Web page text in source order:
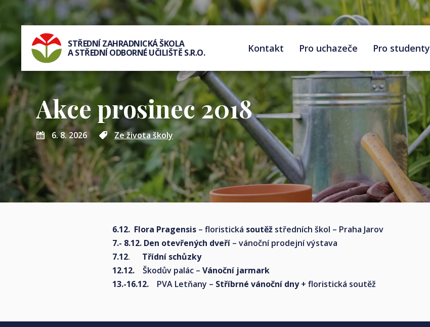
STŘEDNÍ ZAHRADNICKÁ ŠKOLA
A STŘEDNÍ ODBORNÉ UČILIŠTĚ S.R.O.
Kontakt Pro uchazeče Pro studenty
Akce prosinec 2018
6. 8. 2026 Ze života školy
6.12. Flora Pragensis – floristická soutěž středních škol – Praha Jarov
7.- 8.12. Den otevřených dveří – vánoční prodejní výstava
7.12. Třídní schůzky
12.12. Škodův palác – Vánoční jarmark
13.-16.12.
PVA Letňany – Stříbrné vánoční dny+ floristická soutěž